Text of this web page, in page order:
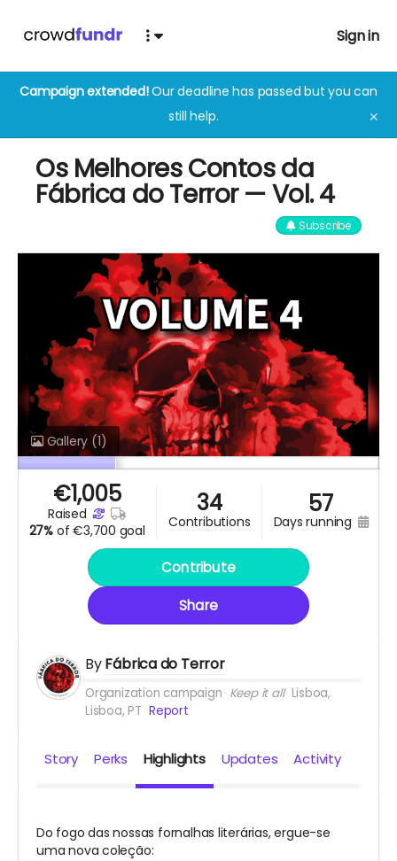
Sign in
Campaign extended!Our deadline has passed but you can
still help.
✕
Os Melhores Contos da
Fábrica do Terror — Vol. 4
Subscribe
Gallery (1)
€1,005
raised
27% of €3,700 goal
34
contributions
57
days running
Contribute
Share
ByFábrica do Terror
Organization campaign Keep it all Lisboa,
Lisboa, PT Report
Story Perks Highlights Updates Activity
Do fogo das nossas fornalhas literárias, ergue-se
uma nova coleção: